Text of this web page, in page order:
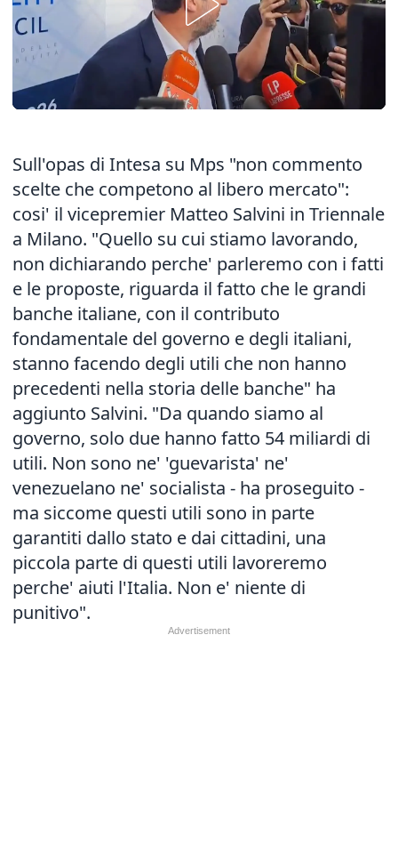
Sull'opas di Intesa su Mps "non commento
scelte che competono al libero mercato":
cosi' il vicepremier Matteo Salvini in Triennale
a Milano. "Quello su cui stiamo lavorando,
non dichiarando perche' parleremo con i fatti
e le proposte, riguarda il fatto che le grandi
banche italiane, con il contributo
fondamentale del governo e degli italiani,
stanno facendo degli utili che non hanno
precedenti nella storia delle banche" ha
aggiunto Salvini. "Da quando siamo al
governo, solo due hanno fatto 54 miliardi di
utili. Non sono ne' 'guevarista' ne'
venezuelano ne' socialista - ha proseguito -
ma siccome questi utili sono in parte
garantiti dallo stato e dai cittadini, una
piccola parte di questi utili lavoreremo
perche' aiuti l'Italia. Non e' niente di
punitivo".